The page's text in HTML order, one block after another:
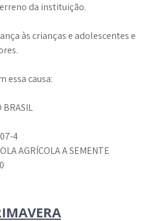
da instituição.
às crianças e adolescentes e
essa causa:
BRASIL
4
AGRÍCOLA A SEMENTE